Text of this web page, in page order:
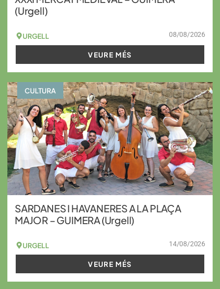
(Urgell)
URGELL 08/08/2026
VEURE MÉS
CULTURA
SARDANES I HAVANERES A LA PLAÇA
MAJOR – GUIMERA (Urgell)
URGELL 14/08/2026
VEURE MÉS